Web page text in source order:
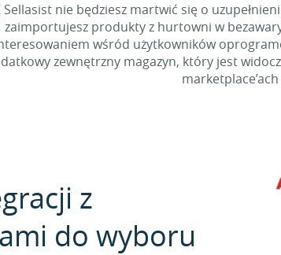
Sellasist nie będziesz martwić się o
zaimportujesz produkty z hurtowni w
wśród użytkowników
zewnętrzny magazyn, który jest
z
do wyboru